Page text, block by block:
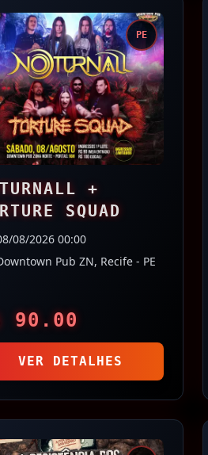
PE
+
SQUAD
08/2026 00:00
Pub ZN, Recife - PE
90.00
VER DETALHES